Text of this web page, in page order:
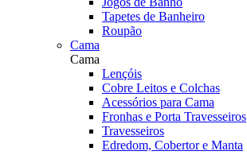
Tapetes de Banheiro
Roupão
Cama
Cama
Lençóis
Cobre Leitos e Colchas
Acessórios para Cama
Fronhas e Porta Travesseiros
Travesseiros
Edredom, Cobertor e Manta